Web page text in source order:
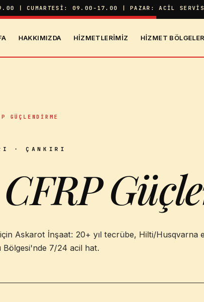
| CUMARTESI: 09.00-17.00 | PAZAR: ACIL SERVIS
HAKKIMIZDA HIZMETLERIMIZ HIZMET
GÜÇLENDIRME
· ÇANKIRI
CFRP
Askarot İnşaat: 20+ yıl tecrübe, Hilti/Husqvarna
Bölgesi'nde 7/24 acil hat.